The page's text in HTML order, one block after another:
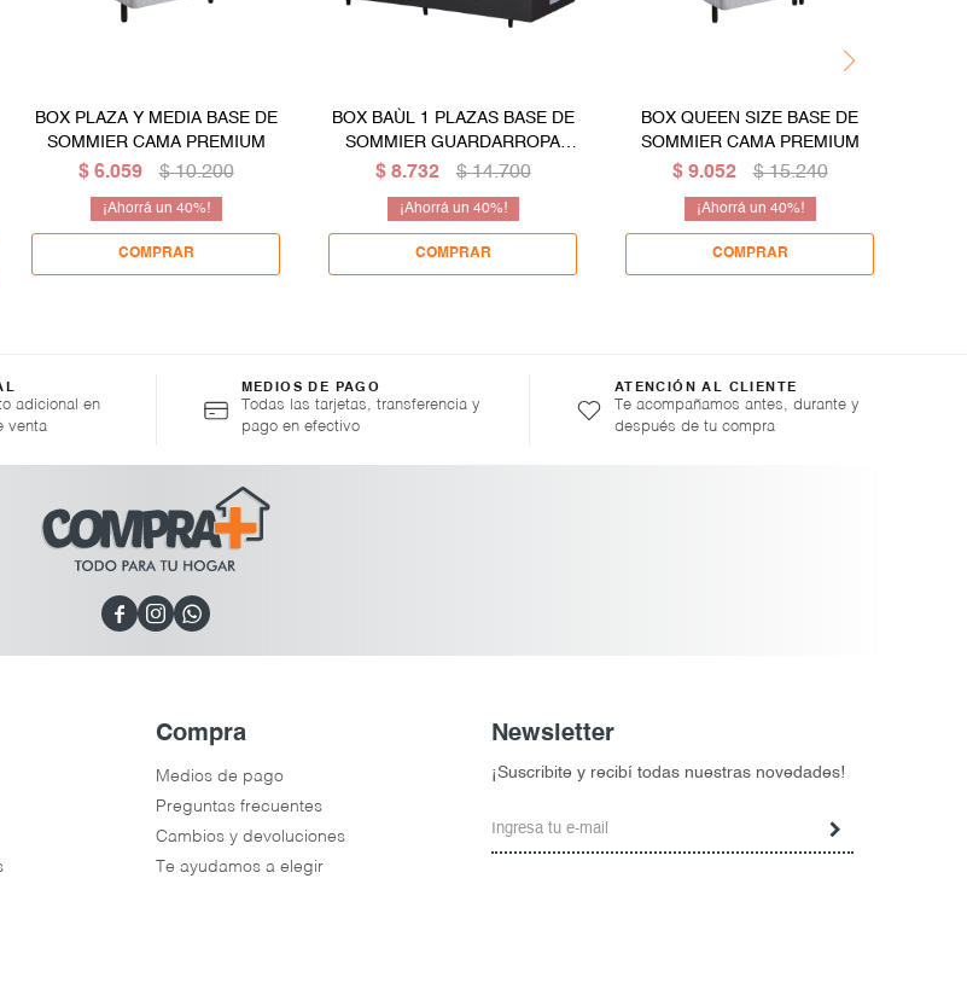
BOX PLAZA Y MEDIA BASE DE
SOMMIER CAMA PREMIUM
$ 6.059 $ 10.200
40
BOX BAÙL 1 PLAZAS BASE DE
SOMMIER GUARDARROPA
CAMA CON APERTURA
$ 8.732 $ 14.700
40
BOX QUEEN SIZE BASE DE
SOMMIER CAMA PREMIUM
$ 9.052 $ 15.240
40
adicional en
venta
MEDIOS DE PAGO
Todas las tarjetas, transferencia y
pago en efectivo
ATENCIÓN AL CLIENTE
Te acompañamos antes, durante y
después de tu compra
  
Compra
Medios de pago
Preguntas frecuentes
Cambios y devoluciones
Te ayudamos a elegir
Newsletter
¡Suscribite y recibí todas nuestras novedades!